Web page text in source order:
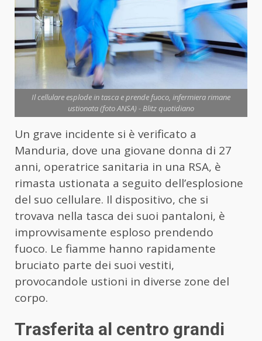
Il cellulare esplode in tasca e prende fuoco, infermiera rimane
ustionata (foto ANSA) - Blitz quotidiano
Un grave incidente si è verificato a
Manduria, dove una giovane donna di 27
anni, operatrice sanitaria in una RSA, è
rimasta ustionata a seguito dell’esplosione
del suo cellulare. Il dispositivo, che si
trovava nella tasca dei suoi pantaloni, è
improvvisamente esploso prendendo
fuoco. Le fiamme hanno rapidamente
bruciato parte dei suoi vestiti,
provocandole ustioni in diverse zone del
corpo.
Trasferita al centro grandi